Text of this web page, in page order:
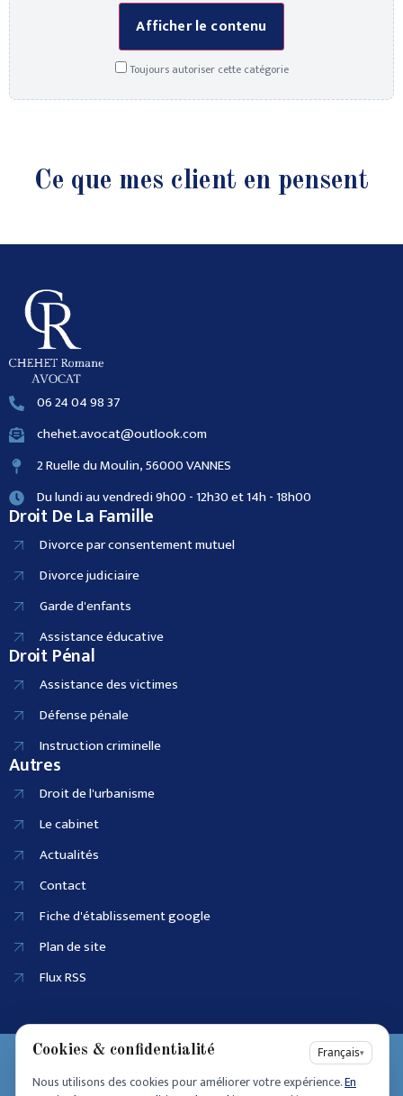
Afficher le contenu
Toujours autoriser cette catégorie
Ce que mes client en pensent
06 24 04 98 37
chehet.avocat@outlook.com
2 Ruelle du Moulin, 56000 VANNES
Du lundi au vendredi 9h00 - 12h30 et 14h - 18h00
Droit De La Famille
Divorce par consentement mutuel
Divorce judiciaire
Garde d'enfants
Assistance éducative
Droit Pénal
Assistance des victimes
Défense pénale
Instruction criminelle
Autres
Droit de l'urbanisme
Le cabinet
Actualités
Contact
Fiche d'établissement google
Plan de site
Flux RSS
90915686100025
Cookies & confidentialité Français▾
Nous utilisons des cookies pour améliorer votre expérience.En